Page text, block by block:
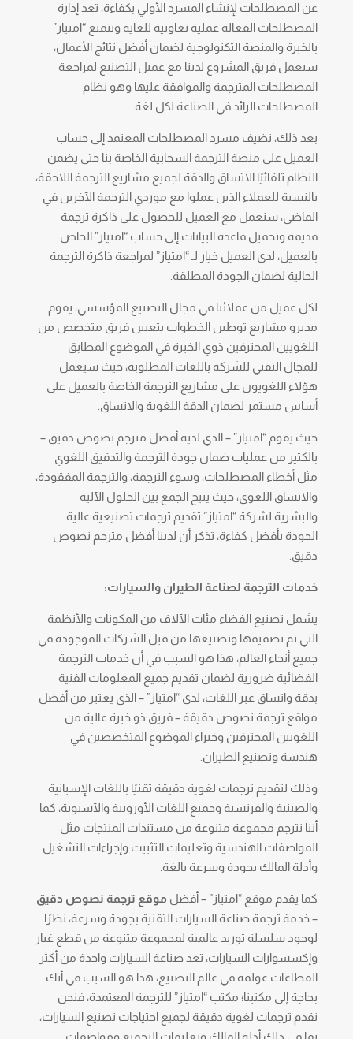
عن المصطلحات لإنشاء المسرد الأولي بكفاءة، تعد إدارة
المصطلحات الفعالة عملية تعاونية للغاية وتتمتع “امتياز”
بالخبرة والمنصة التكنولوجية لضمان أفضل نتائج الأعمال،
سيعمل فريق المشروع لدينا مع عميل التصنيع لمراجعة
المصطلحات المترجمة والموافقة عليها وهو نظام
المصطلحات الرائد في الصناعة لكل لغة.
بعد ذلك، نضيف مسرد المصطلحات المعتمد إلى حساب
العميل على منصة الترجمة السحابية الخاصة بنا حتى يضمن
النظام تلقائيًا الاتساق والدقة لجميع مشاريع الترجمة اللاحقة،
بالنسبة للعملاء الذين عملوا مع موردي الترجمة الآخرين في
الماضي، سنعمل مع العميل للحصول على ذاكرة ترجمة
قديمة وتحميل قاعدة البيانات إلى حساب “امتياز” الخاص
بالعميل، لدى العميل خيار لـ “امتياز” لمراجعة ذاكرة الترجمة
الحالية لضمان الجودة المطلقة.
لكل عميل من عملائنا في مجال التصنيع المؤسسي، يقوم
مديرو مشاريع توطين الخطوات بتعيين فريق متخصص من
اللغويين المحترفين ذوي الخبرة في الموضوع المطابق
للمجال التقني للشركة باللغات المطلوبة، حيث سيعمل
هؤلاء اللغويون على مشاريع الترجمة الخاصة بالعميل على
أساس مستمر لضمان الدقة اللغوية والاتساق.
حيث يقوم “امتياز” – الذي لديه أفضل مترجم نصوص دقيق –
بالكثير من عمليات ضمان جودة الترجمة والتدقيق اللغوي
مثل أخطاء المصطلحات، وسوء الترجمة، والترجمة المفقودة،
والاتساق اللغوي، حيث يتيح الجمع بين الحلول الآلية
والبشرية لشركة “امتياز” تقديم ترجمات تصنيعية عالية
الجودة بأفضل كفاءة، تذكر أن لدينا أفضل مترجم نصوص
دقيق.
خدمات الترجمة لصناعة الطيران والسيارات:
يشمل تصنيع الفضاء مئات الآلاف من المكونات والأنظمة
التي تم تصميمها وتصنيعها من قبل الشركات الموجودة في
جميع أنحاء العالم، هذا هو السبب في أن خدمات الترجمة
الفضائية ضرورية لضمان تقديم جميع المعلومات الفنية
بدقة واتساق عبر اللغات، لدى “امتياز” – الذي يعتبر من أفضل
مواقع ترجمة نصوص دقيقة – فريق ذو خبرة عالية من
اللغويين المحترفين وخبراء الموضوع المتخصصين في
هندسة وتصنيع الطيران.
وذلك لتقديم ترجمات لغوية دقيقة تقنيًا باللغات الإسبانية
والصينية والفرنسية وجميع اللغات الأوروبية والآسيوية، كما
أننا نترجم مجموعة متنوعة من مستندات المنتجات مثل
المواصفات الهندسية وتعليمات التثبيت وإجراءات التشغيل
وأدلة المالك بجودة وسرعة بالغة.
كما يقدم موقع “امتياز” – أفضل موقع ترجمة نصوص دقيق
– خدمة ترجمة صناعة السيارات التقنية بجودة وسرعة، نظرًا
لوجود سلسلة توريد عالمية لمجموعة متنوعة من قطع غيار
وإكسسوارات السيارات، تعد صناعة السيارات واحدة من أكثر
القطاعات عولمة في عالم التصنيع، هذا هو السبب في أنك
بحاجة إلى مكتبنا؛ مكتب “امتياز” للترجمة المعتمدة، فنحن
نقدم ترجمات لغوية دقيقة لجميع احتياجات تصنيع السيارات،